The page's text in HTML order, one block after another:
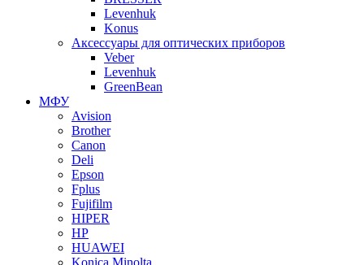
Levenhuk
Konus
Аксессуары для оптических приборов
Veber
Levenhuk
GreenBean
МФУ
Avision
Brother
Canon
Deli
Epson
Fplus
Fujifilm
HIPER
HP
HUAWEI